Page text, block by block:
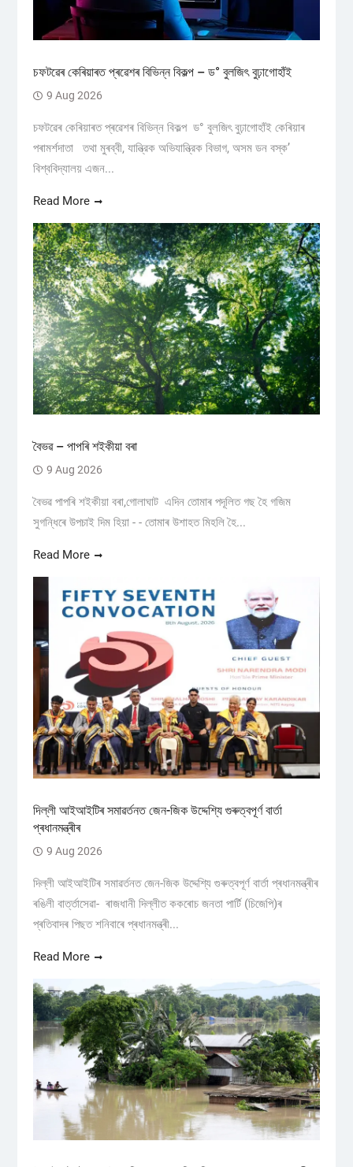
চফটৱেৰ কেৰিয়াৰত প্ৰৱেশৰ বিভিন্ন বিকল্প – ড° বুলজিৎ বুঢ়াগোহাঁই
9 Aug 2026
চফটৱেৰ কেৰিয়াৰত প্ৰৱেশৰ বিভিন্ন বিকল্প ড° বুলজিৎ বুঢ়াগোহাঁই কেৰিয়াৰ
পৰামৰ্শদাতা তথা মুৰব্বী, যান্ত্রিক অভিযান্ত্রিক বিভাগ, অসম ডন বস্ক’
বিশ্ববিদ্যালয় এজন...
Read More
বৈভৱ – পাপৰি শইকীয়া বৰা
9 Aug 2026
বৈভৱ পাপৰি শইকীয়া বৰা,গোলাঘাট এদিন তোমাৰ পদূলিত গছ হৈ গজিম
সুগন্ধিৰে উপচাই দিম হিয়া - - তোমাৰ উশাহত মিহলি হৈ...
Read More
দিল্লী আইআইটিৰ সমাৱৰ্তনত জেন-জিক উদ্দেশ্যি গুৰুত্বপূৰ্ণ বাৰ্তা
প্ৰধানমন্ত্ৰীৰ
9 Aug 2026
দিল্লী আইআইটিৰ সমাৱৰ্তনত জেন-জিক উদ্দেশ্যি গুৰুত্বপূৰ্ণ বাৰ্তা প্ৰধানমন্ত্ৰীৰ
ৰঙিলী বাৰ্ত্তাসেৱা- ৰাজধানী দিল্লীত ককৰোচ জনতা পাৰ্টি (চিজেপি)ৰ
প্ৰতিবাদৰ পিছত শনিবাৰে প্ৰধানমন্ত্ৰী...
Read More